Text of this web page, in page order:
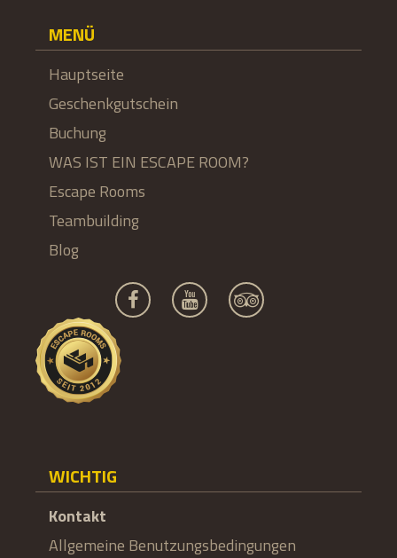
MENÜ
Hauptseite
Geschenkgutschein
Buchung
WAS IST EIN ESCAPE ROOM?
Escape Rooms
Teambuilding
Blog
WICHTIG
Kontakt
Allgemeine Benutzungsbedingungen